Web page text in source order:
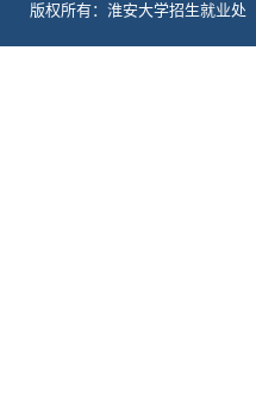
版权所有：淮安大学招生就业处